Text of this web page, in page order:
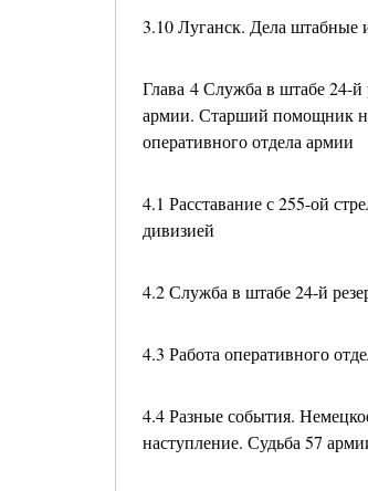
3.10 Луганск. Дела штабные
Глава 4 Служба в штабе 24-й
армии. Старший помощник
оперативного отдела армии
4.1 Расставание с 255-ой
дивизией
4.2 Служба в штабе 24-й
4.3 Работа оперативного
4.4 Разные события.
наступление. Судьба 57